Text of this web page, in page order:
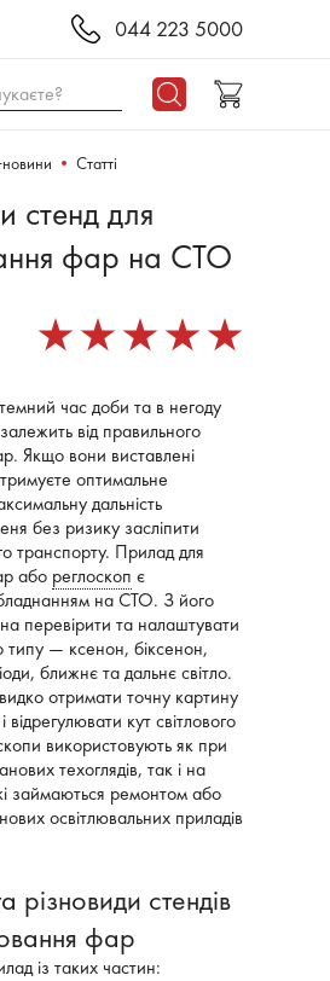
044 223 5000
Статті
стенд для
фар на СТО
час доби та в негоду
від правильного
Якщо вони виставлені
оптимальне
дальність
без ризику засліпити
транспорту. Прилад для
або реглоскоп є
на СТО. З його
перевірити та налаштувати
типу — ксенон, біксенон,
ближнє та дальнє світло.
отримати точну картину
відрегулювати кут світлового
використовують як при
техоглядів, так і на
займаються ремонтом або
освітлювальних приладів
різновиди стендів
фар
із таких частин: